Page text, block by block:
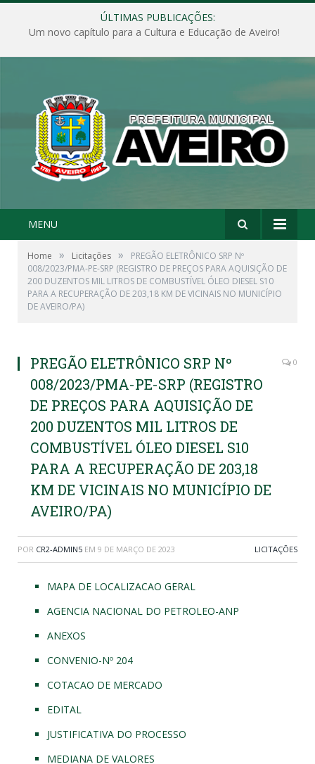
ÚLTIMAS PUBLICAÇÕES:
Um novo capítulo para a Cultura e Educação de Aveiro!
MENU
Home » Licitações »
PREGÃO ELETRÔNICO SRP Nº
008/2023/PMA-PE-SRP (REGISTRO DE PREÇOS PARA AQUISIÇÃO DE
200 DUZENTOS MIL LITROS DE COMBUSTÍVEL ÓLEO DIESEL S10
PARA A RECUPERAÇÃO DE 203,18 KM DE VICINAIS NO MUNICÍPIO
DE AVEIRO/PA)
PREGÃO ELETRÔNICO SRP Nº
008/2023/PMA-PE-SRP (REGISTRO
DE PREÇOS PARA AQUISIÇÃO DE
200 DUZENTOS MIL LITROS DE
COMBUSTÍVEL ÓLEO DIESEL S10
PARA A RECUPERAÇÃO DE 203,18
KM DE VICINAIS NO MUNICÍPIO DE
AVEIRO/PA)
0
POR CR2-ADMIN5 EM 9 DE MARÇO DE 2023 LICITAÇÕES
MAPA DE LOCALIZACAO GERAL
AGENCIA NACIONAL DO PETROLEO-ANP
ANEXOS
CONVENIO-Nº 204
COTACAO DE MERCADO
EDITAL
JUSTIFICATIVA DO PROCESSO
MEDIANA DE VALORES